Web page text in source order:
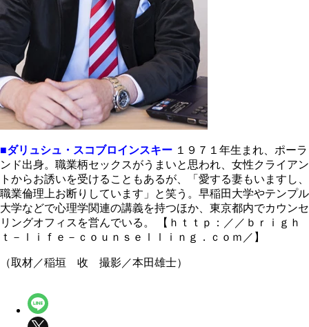
■ダリュシュ・スコブロインスキー １９７１年生まれ、ポーラ
ンド出身。職業柄セックスがうまいと思われ、女性クライアン
トからお誘いを受けることもあるが、「愛する妻もいますし、
職業倫理上お断りしています」と笑う。早稲田大学やテンプル
大学などで心理学関連の講義を持つほか、東京都内でカウンセ
リングオフィスを営んでいる。 【ｈｔｔｐ：／／ｂｒｉｇｈ
ｔ－ｌｉｆｅ－ｃｏｕｎｓｅｌｌｉｎｇ．ｃｏｍ／】
（取材／稲垣 收 撮影／本田雄士）